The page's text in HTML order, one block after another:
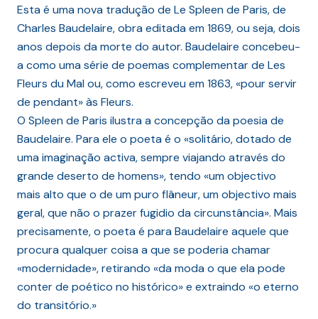
Esta é uma nova tradução de Le Spleen de Paris, de
Charles Baudelaire, obra editada em 1869, ou seja, dois
anos depois da morte do autor. Baudelaire concebeu-
a como uma série de poemas complementar de Les
Fleurs du Mal ou, como escreveu em 1863, «pour servir
de pendant» às Fleurs.
O Spleen de Paris ilustra a concepção da poesia de
Baudelaire. Para ele o poeta é o «solitário, dotado de
uma imaginação activa, sempre viajando através do
grande deserto de homens», tendo «um objectivo
mais alto que o de um puro flâneur, um objectivo mais
geral, que não o prazer fugidio da circunstância». Mais
precisamente, o poeta é para Baudelaire aquele que
procura qualquer coisa a que se poderia chamar
«modernidade», retirando «da moda o que ela pode
conter de poético no histórico» e extraindo «o eterno
do transitório.»